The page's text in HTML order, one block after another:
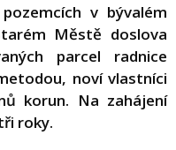
v bývalém
Městě doslova
parcel radnice
noví vlastníci
korun. Na zahájení
roky.